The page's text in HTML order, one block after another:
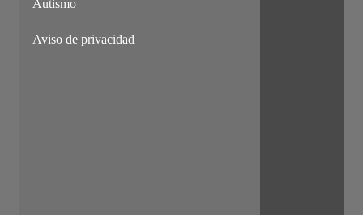
Autismo
Aviso de privacidad